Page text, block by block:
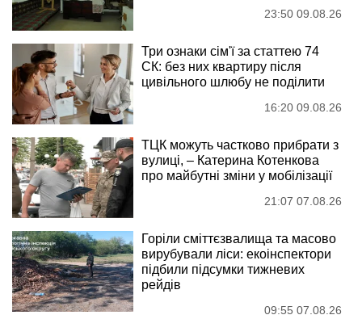
23:50 09.08.26
Три ознаки сім'ї за статтею 74
СК: без них квартиру після
цивільного шлюбу не поділити
16:20 09.08.26
ТЦК можуть частково прибрати з
вулиці, – Катерина Котенкова
про майбутні зміни у мобілізації
21:07 07.08.26
Горіли сміттєзвалища та масово
вирубували ліси: екоінспектори
підбили підсумки тижневих
рейдів
09:55 07.08.26